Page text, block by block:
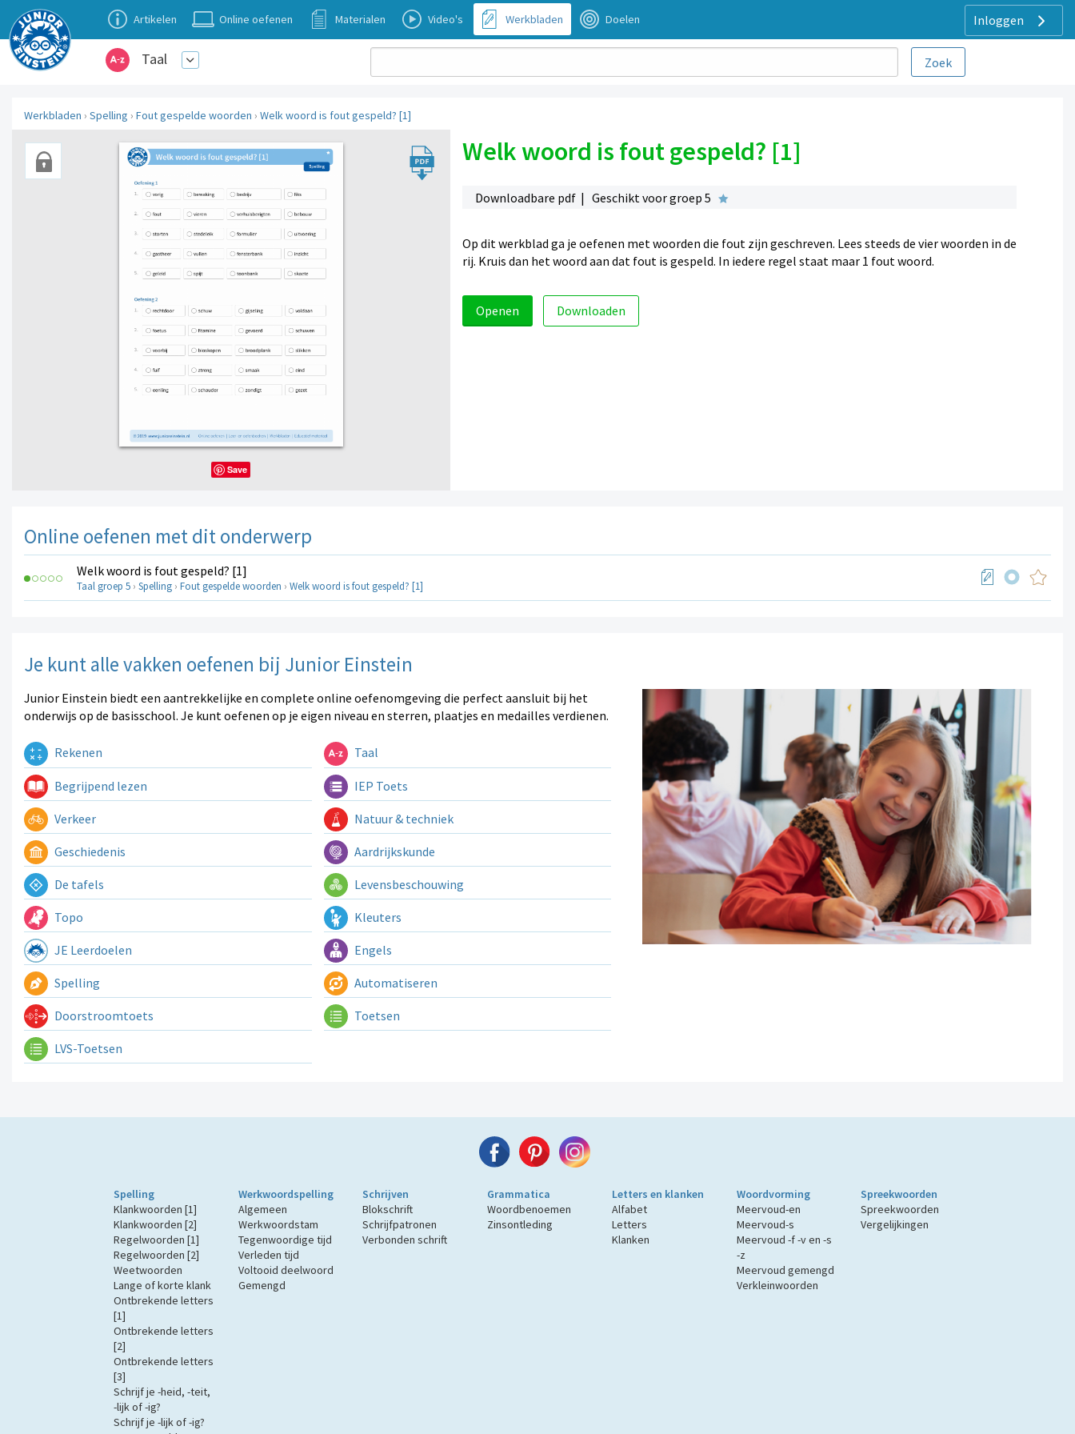
Inloggen
Artikelen Online oefenen Materialen Video's Werkbladen Doelen
Taal
Werkbladen › Spelling › Fout gespelde woorden › Welk woord is fout gespeld? [1]
Welk woord is fout gespeld? [1]
Downloadbare pdf | Geschikt voor groep 5
Op dit werkblad ga je oefenen met woorden die fout zijn geschreven. Lees steeds de vier woorden in de
rij. Kruis dan het woord aan dat fout is gespeld. In iedere regel staat maar 1 fout woord.
Openen Downloaden
Save
Online oefenen met dit onderwerp
Welk woord is fout gespeld? [1]
Taal groep 5 › Spelling › Fout gespelde woorden › Welk woord is fout gespeld? [1]
Je kunt alle vakken oefenen bij Junior Einstein
Junior Einstein biedt een aantrekkelijke en complete online oefenomgeving die perfect aansluit bij het
onderwijs op de basisschool. Je kunt oefenen op je eigen niveau en sterren, plaatjes en medailles verdienen.
Rekenen Taal
Begrijpend lezen IEP Toets
Verkeer Natuur & techniek
Geschiedenis Aardrijkskunde
De tafels Levensbeschouwing
Topo Kleuters
JE Leerdoelen Engels
Spelling Automatiseren
Doorstroomtoets Toetsen
LVS-Toetsen
Spelling
Klankwoorden [1]
Klankwoorden [2]
Regelwoorden [1]
Regelwoorden [2]
Weetwoorden
Lange of korte klank
Ontbrekende letters
[1]
Ontbrekende letters
[2]
Ontbrekende letters
[3]
Schrijf je -heid, -teit,
-lijk of -ig?
Schrijf je -lijk of -ig?
Werkwoordspelling
Algemeen
Werkwoordstam
Tegenwoordige tijd
Verleden tijd
Voltooid deelwoord
Gemengd
Schrijven
Blokschrift
Schrijfpatronen
Verbonden schrift
Grammatica
Woordbenoemen
Zinsontleding
Letters en klanken
Alfabet
Letters
Klanken
Woordvorming
Meervoud-en
Meervoud-s
Meervoud -f -v en -s
-z
Meervoud gemengd
Verkleinwoorden
Spreekwoorden
Spreekwoorden
Vergelijkingen